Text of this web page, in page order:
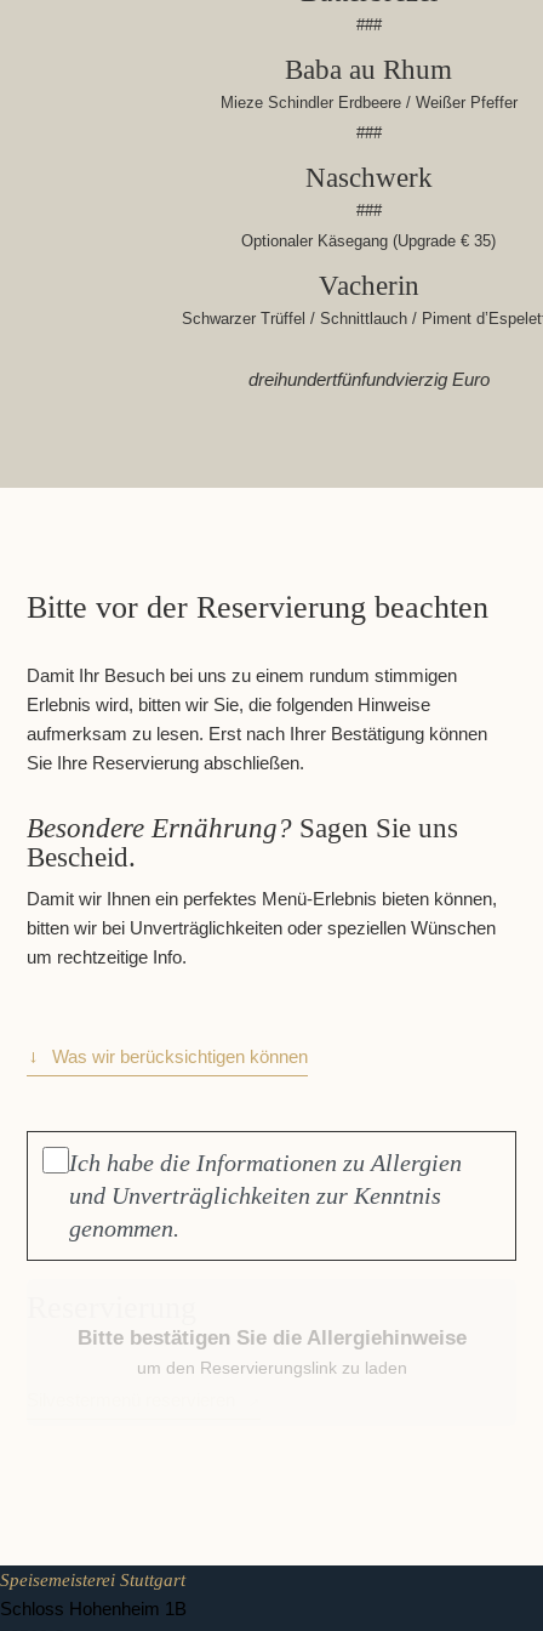
###
Baba au Rhum
Mieze Schindler Erdbeere / Weißer Pfeffer
###
Naschwerk
###
Optionaler Käsegang (Upgrade € 35)
Vacherin
Schwarzer Trüffel / Schnittlauch / Piment
dreihundertfünfundvierzig Euro
Bitte vor der Reservierung beachten
Damit Ihr Besuch bei uns zu einem rundum stimmigen
Erlebnis wird, bitten wir Sie, die folgenden Hinweise
aufmerksam zu lesen. Erst nach Ihrer Bestätigung können
Sie Ihre Reservierung abschließen.
Besondere Ernährung? Sagen Sie uns
Bescheid.
Damit wir Ihnen ein perfektes Menü-Erlebnis bieten können,
bitten wir bei Unverträglichkeiten oder speziellen Wünschen
um rechtzeitige Info.
Was wir berücksichtigen können
Ich habe die Informationen zu Allergien
und Unverträglichkeiten zur Kenntnis
genommen.
Bitte bestätigen Sie die Allergiehinweise
um den Reservierungslink zu laden
Speisemeisterei Stuttgart
Schloss Hohenheim 1B